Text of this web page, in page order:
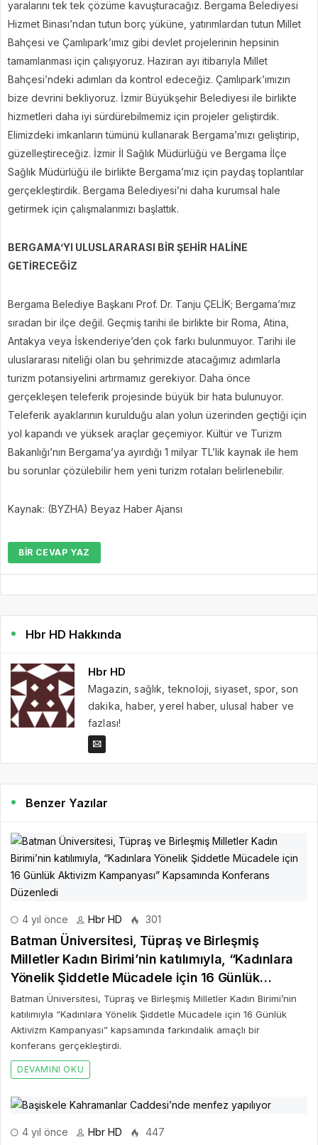
yaralarını tek tek çözüme kavuşturacağız. Bergama Belediyesi
Hizmet Binası’ndan tutun borç yüküne, yatırımlardan tutun Millet
Bahçesi ve Çamlıpark’ımız gibi devlet projelerinin hepsinin
tamamlanması için çalışıyoruz. Haziran ayı itibarıyla Millet
Bahçesi’ndeki adımları da kontrol edeceğiz. Çamlıpark’ımızın
bize devrini bekliyoruz. İzmir Büyükşehir Belediyesi ile birlikte
hizmetleri daha iyi sürdürebilmemiz için projeler geliştirdik.
Elimizdeki imkanların tümünü kullanarak Bergama’mızı geliştirip,
güzelleştireceğiz. İzmir İl Sağlık Müdürlüğü ve Bergama İlçe
Sağlık Müdürlüğü ile birlikte Bergama’mız için paydaş toplantılar
gerçekleştirdik. Bergama Belediyesi’ni daha kurumsal hale
getirmek için çalışmalarımızı başlattık.
BERGAMA’YI ULUSLARARASI BİR ŞEHİR HALİNE
GETİRECEĞİZ
Bergama Belediye Başkanı Prof. Dr. Tanju ÇELİK; Bergama’mız
sıradan bir ilçe değil. Geçmiş tarihi ile birlikte bir Roma, Atina,
Antakya veya İskenderiye’den çok farkı bulunmuyor. Tarihi ile
uluslararası niteliği olan bu şehrimizde atacağımız adımlarla
turizm potansiyelini artırmamız gerekiyor. Daha önce
gerçekleşen teleferik projesinde büyük bir hata bulunuyor.
Teleferik ayaklarının kurulduğu alan yolun üzerinden geçtiği için
yol kapandı ve yüksek araçlar geçemiyor. Kültür ve Turizm
Bakanlığı’nın Bergama’ya ayırdığı 1 milyar TL’lik kaynak ile hem
bu sorunlar çözülebilir hem yeni turizm rotaları belirlenebilir.
Kaynak: (BYZHA) Beyaz Haber Ajansı
BIR CEVAP YAZ
Hbr HD Hakkında
Hbr HD
Magazin, sağlık, teknoloji, siyaset, spor, son
dakika, haber, yerel haber, ulusal haber ve
fazlası!
Benzer Yazılar
4 yıl önce Hbr HD 301
Batman Üniversitesi, Tüpraş ve Birleşmiş
Milletler Kadın Birimi’nin katılımıyla, “Kadınlara
Yönelik Şiddetle Mücadele için 16 Günlük
Aktivizm Kampanyası” Kapsamında Konferans
Düzenledi
Batman Üniversitesi, Tüpraş ve Birleşmiş Milletler Kadın Birimi’nin
katılımıyla “Kadınlara Yönelik Şiddetle Mücadele için 16 Günlük
Aktivizm Kampanyası” kapsamında farkındalık amaçlı bir
konferans gerçekleştirdi.
DEVAMINI OKU
4 yıl önce Hbr HD 447